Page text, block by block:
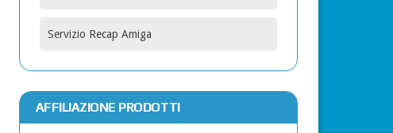
Servizio Recap Amiga
AFFILIAZIONE PRODOTTI